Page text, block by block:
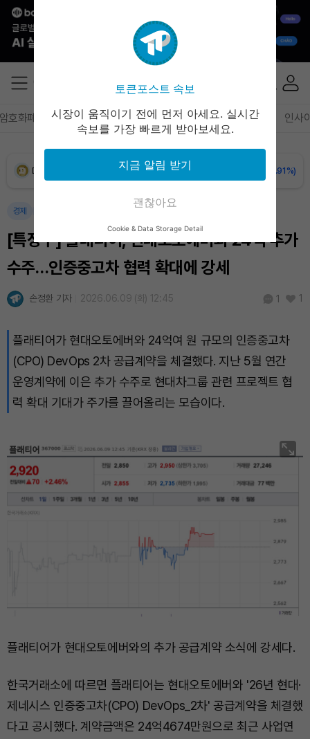
호화폐 블록체인 테크 경제 마켓 정책 정치 인사
XRP (XRP)
Hyperliquid (HYPE) ₩78,841
Dogecoin (DOGE) (-0.91%)
경제
[특징주] 플래티어, 현대오토에버와 24억 추가
수주…인증중고차 협력 확대에 강세
손정환 기자 2026.06.09 (화) 12:45 1 1
플래티어가 현대오토에버와 24억여 원 규모의 인증중고차
(CPO) DevOps 2차 공급계약을 체결했다. 지난 5월 연간
운영계약에 이은 추가 수주로 현대차그룹 관련 프로젝트 협
력 확대 기대가 주가를 끌어올리는 모습이다.
플래티어가 현대오토에버와의 추가 공급계약 소식에 강세다.
한국거래소에 따르면 플래티어는 현대오토에버와 '26년 현대·
제네시스 인증중고차(CPO) DevOps_2차' 공급계약을 체결했
다고 공시했다. 계약금액은 24억4674만원으로 최근 사업연
토큰포스트 속보
시장이 움직이기 전에 먼저 아세요. 실시간
속보를 가장 빠르게 받아보세요.
지금 알림 받기
괜찮아요
Cookie & Data Storage Detail